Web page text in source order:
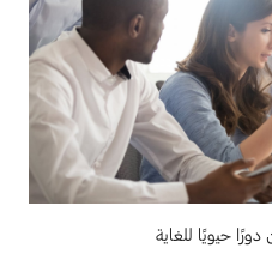
حيويًا للغاية